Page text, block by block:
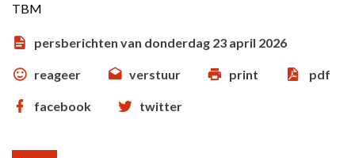
TBM
persberichten van donderdag 23 april 2026
reageer verstuur print pdf
facebook twitter